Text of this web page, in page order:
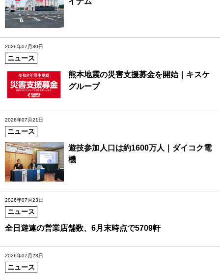
2026年07月30日
ニュース
熊本地震の災害支援募金を開始｜キスケ
グループ
2026年07月21日
ニュース
遊技参加人口は約1600万人｜ダイコク電
機
2026年07月23日
ニュース
全日遊連の営業店舗数、6月末時点で5709軒
2026年07月23日
ニュース